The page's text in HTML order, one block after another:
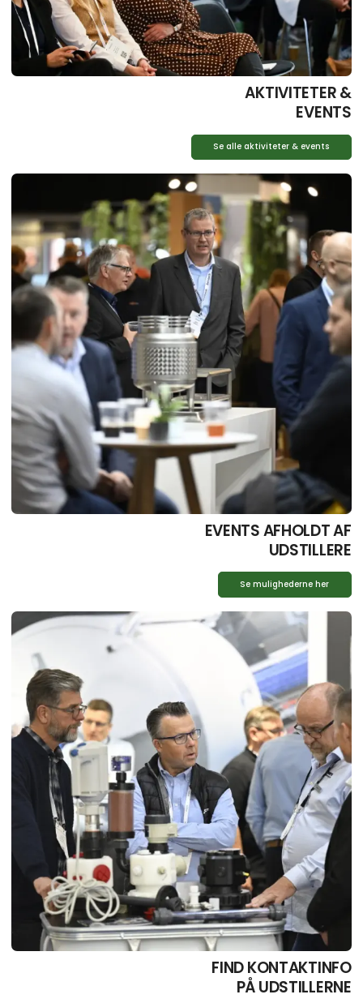
AKTIVITETER &
EVENTS
Se alle aktiviteter & events
EVENTS AFHOLDT AF
UDSTILLERE
Se mulighederne her
FIND KONTAKTINFO
PÅ UDSTILLERNE